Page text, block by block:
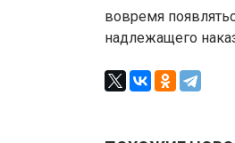
вовремя
надлежащего